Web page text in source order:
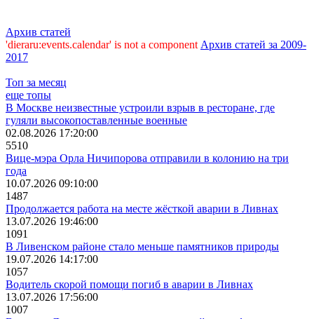
Архив статей
'dieraru:events.calendar' is not a component Архив статей за 2009-
2017
Топ за месяц
еще топы
В Москве неизвестные устроили взрыв в ресторане, где
гуляли высокопоставленные военные
02.08.2026 17:20:00
5510
Вице-мэра Орла Ничипорова отправили в колонию на три
года
10.07.2026 09:10:00
1487
Продолжается работа на месте жёсткой аварии в Ливнах
13.07.2026 19:46:00
1091
В Ливенском районе стало меньше памятников природы
19.07.2026 14:17:00
1057
Водитель скорой помощи погиб в аварии в Ливнах
13.07.2026 17:56:00
1007